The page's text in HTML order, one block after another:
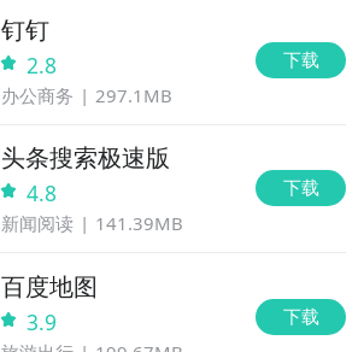
钉钉
2.8
办公商务 297.1MB
下载
头条搜索极速版
4.8
新闻阅读 141.39MB
下载
百度地图
3.9 下载